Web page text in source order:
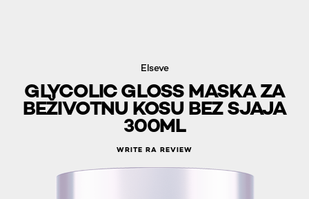
Elseve
GLYCOLIC GLOSS MASKA ZA
BEŽIVOTNU KOSU BEZ SJAJA
300ML
WRITE RA REVIEW